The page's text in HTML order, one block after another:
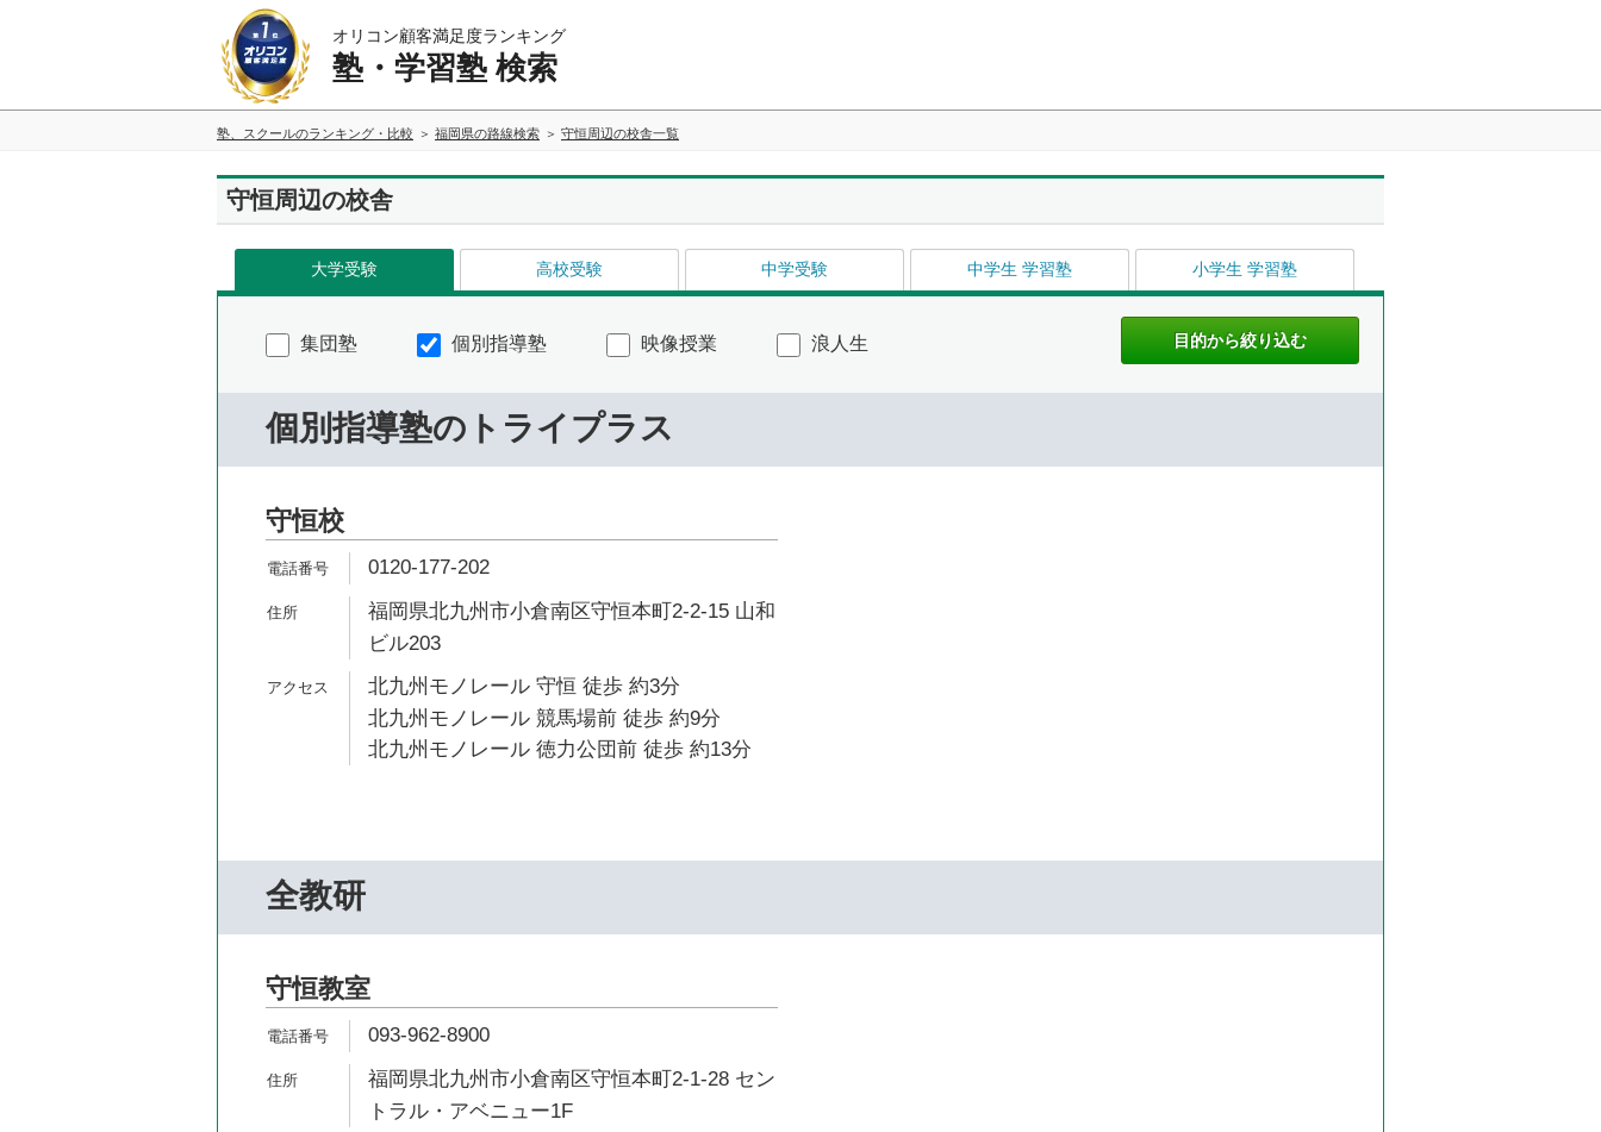
オリコン顧客満足度ランキング
塾・学習塾 検索
塾、スクールのランキング・比較 福岡県の路線検索 守恒周辺の校舎一覧
守恒周辺の校舎
大学受験 高校受験 中学受験 中学生 学習塾 小学生 学習塾
集団塾 個別指導塾 映像授業 浪人生
個別指導塾のトライプラス
守恒校
0120-177-202
福岡県北九州市小倉南区守恒本町2-2-15 山和
ビル203
北九州モノレール 守恒 徒歩 約3分
北九州モノレール 競馬場前 徒歩 約9分
北九州モノレール 徳力公団前 徒歩 約13分
全教研
守恒教室
093-962-8900
福岡県北九州市小倉南区守恒本町2-1-28 セン
トラル・アベニュー1F